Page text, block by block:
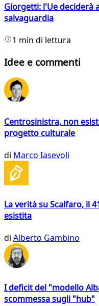
Giorgetti: l'Ue deciderà
salvaguardia
1 min di lettura
Idee e commenti
Centrosinistra, non
progetto culturale
di Marco Iasevoli
La verità su Scalfaro, il
esistita
di Alberto Gambino
I deficit del "modello
scommessa sugli "hub"